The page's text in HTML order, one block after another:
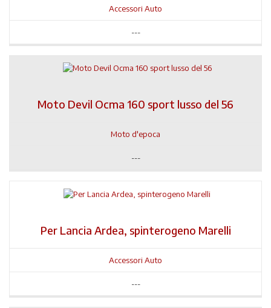
Accessori Auto
---
Moto Devil Ocma 160 sport lusso del 56
Moto d'epoca
---
Per Lancia Ardea, spinterogeno Marelli
Accessori Auto
---